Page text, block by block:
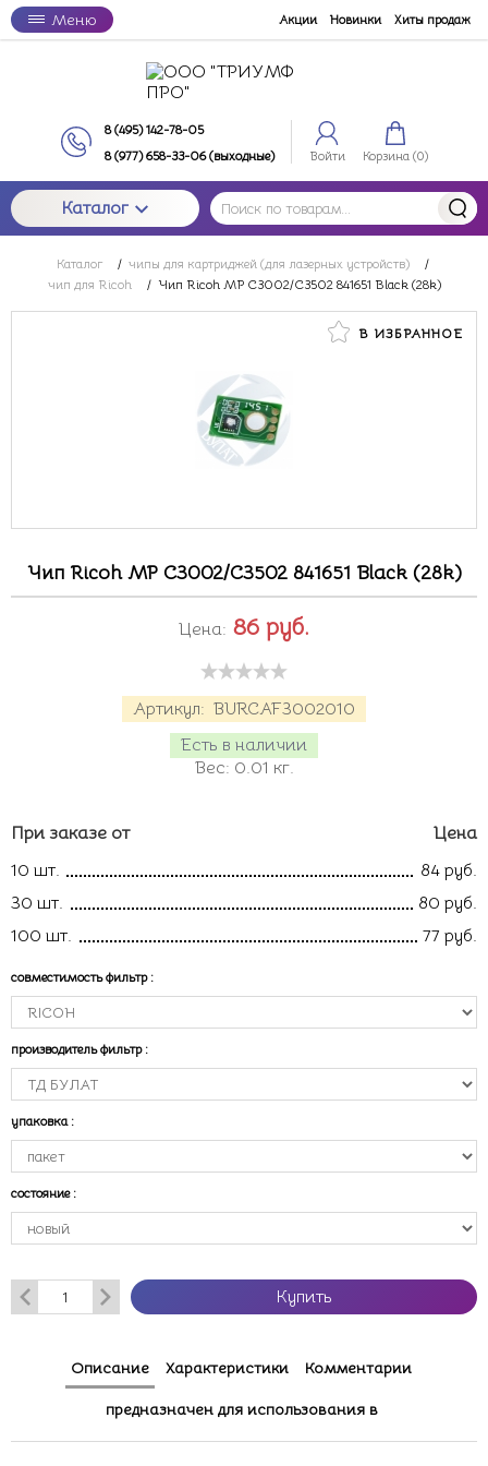
Меню Акции Новинки Хиты продаж
8 (495) 142-78-05
8 (977) 658-33-06 (выходные)
Войти Корзина (0)
Каталог
Каталог / чипы для картриджей (для лазерных устройств)
/
чип для Ricoh
/ Чип Ricoh MP C3002/C3502 841651 Black (28k)
В ИЗБРАННОЕ
Чип Ricoh MP C3002/C3502 841651 Black (28k)
Артикул: BURCAF3002010
Есть в наличии
Вес: 0.01 кг.
Цена: 86 руб.
При заказе от
Цена
10 шт.
84 руб.
30 шт.
80 руб.
100 шт.
77 руб.
совместимость фильтр :
производитель фильтр :
упаковка :
состояние :
Купить
Описание Характеристики Комментарии
предназначен для использования в